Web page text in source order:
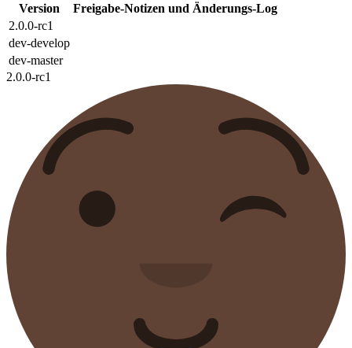
Version
Freigabe-Notizen und Änderungs-Log
2.0.0-rc1
dev-develop
dev-master
2.0.0-rc1